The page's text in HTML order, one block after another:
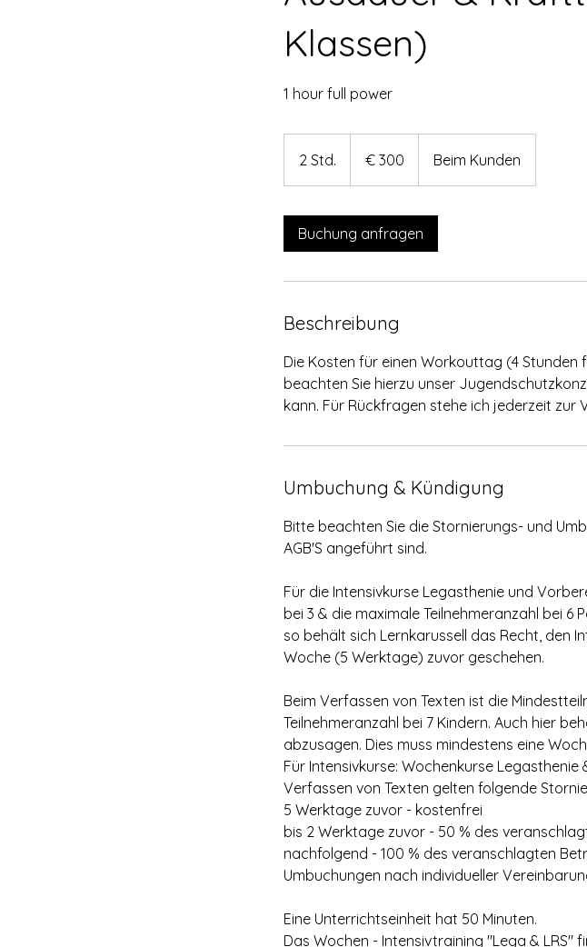
Klassen)
1 hour full power
2 Std.
S
€ 300 Beim Kunden
Buchung anfragen
Beschreibung
Die Kosten für einen Workouttag (4
beachten Sie hierzu unser
kann. Für Rückfragen stehe ich jederzeit zur
Umbuchung & Kündigung
Bitte beachten Sie die Stornierungs- und
AGB'S angeführt sind.
Für die Intensivkurse Legasthenie und
bei 3 & die maximale Teilnehmeranzahl bei 6
so behält sich Lernkarussell das Recht, den
Woche (5 Werktage) zuvor geschehen.
Beim Verfassen von Texten ist die
Teilnehmeranzahl bei 7 Kindern. Auch hier
abzusagen. Dies muss mindestens eine
Für Intensivkurse: Wochenkurse
Verfassen von Texten gelten folgende
5 Werktage zuvor - kostenfrei
bis 2 Werktage zuvor - 50 % des
nachfolgend - 100 % des veranschlagten
Umbuchungen nach individueller
Eine Unterrichtseinheit hat 50 Minuten.
Das Wochen - Intensivtraining "Lega & LRS"